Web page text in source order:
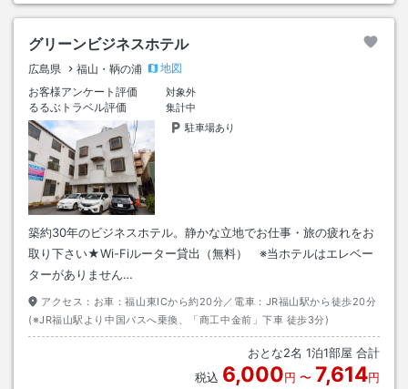
グリーンビジネスホテル
広島県 福山・鞆の浦
地図
お客様アンケート評価
対象外
るるぶトラベル評価
集計中
駐車場あり
築約30年のビジネスホテル。静かな立地でお仕事・旅の疲れをお
取り下さい★Wi-Fiルーター貸出（無料） ※当ホテルはエレベー
ターがありません…
アクセス： お車：福山東ICから約20分／電車：JR福山駅から徒歩20分
(※JR福山駅より中国バスへ乗換、「商工中金前」下車 徒歩3分)
おとな2名 1泊1部屋 合計
税込 6,000円 〜 7,614円